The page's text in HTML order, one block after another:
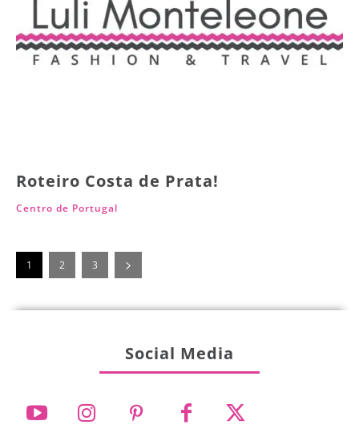
Roteiro Costa de Prata!
Centro de Portugal
1 2 3
Social Media